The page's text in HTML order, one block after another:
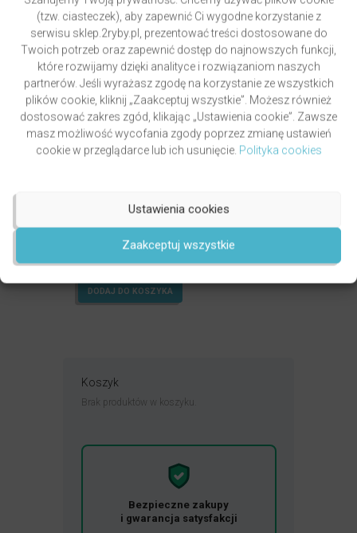
(tzw. ciasteczek), aby zapewnić Ci wygodne korzystanie z
serwisu sklep.2ryby.pl, prezentować treści dostosowane do
Twoich potrzeb oraz zapewnić dostęp do najnowszych funkcji,
które rozwijamy dzięki analityce i rozwiązaniom naszych
partnerów. Jeśli wyrażasz zgodę na korzystanie ze wszystkich
plików cookie, kliknij „Zaakceptuj wszystkie”. Możesz również
dostosować zakres zgód, klikając „Ustawienia cookie”. Zawsze
masz możliwość wycofania zgody poprzez zmianę ustawień
cookie w przeglądarce lub ich usunięcie. Polityka cookies
Zaakceptuj wszystkie
Ustawienia cookies
PAWLUKIEWICZ | BECZ I DZWOŃ DZWONECZKIEM
Oceniony
DODAJ DO KOSZYKA
Koszyk
Brak produktów w koszyku.
Bezpieczne zakupy
i gwarancja satysfakcji